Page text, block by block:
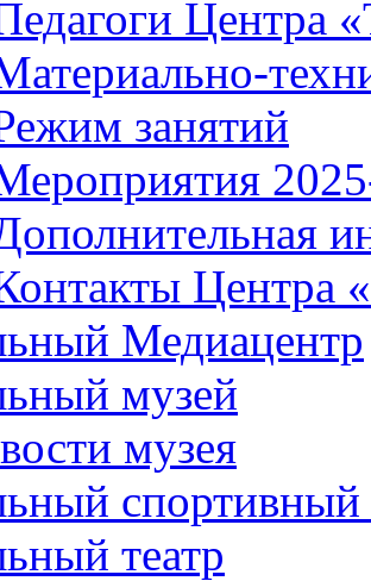
Центра
занятий
Центра
Медиацентр
музей
музея
спортивный
театр